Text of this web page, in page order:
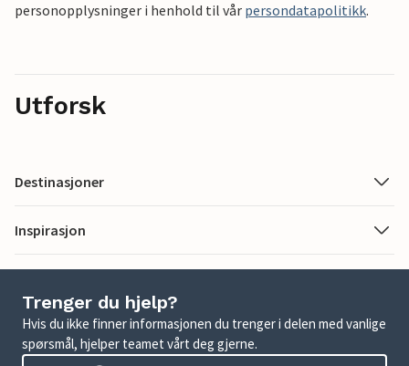
personopplysninger i henhold til vår persondatapolitikk.
Utforsk
Destinasjoner
Inspirasjon
Trenger du hjelp?
Hvis du ikke finner informasjonen du trenger i delen med vanlige
spørsmål, hjelper teamet vårt deg gjerne.